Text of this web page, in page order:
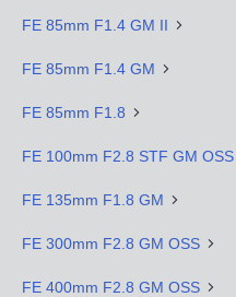
FE 85mm F1.4 GM II
FE 85mm F1.4 GM
FE 85mm F1.8
FE 100mm F2.8 STF GM OSS
FE 135mm F1.8 GM
FE 300mm F2.8 GM OSS
FE 400mm F2.8 GM OSS